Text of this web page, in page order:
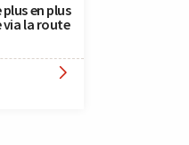
plus en plus
via la route
